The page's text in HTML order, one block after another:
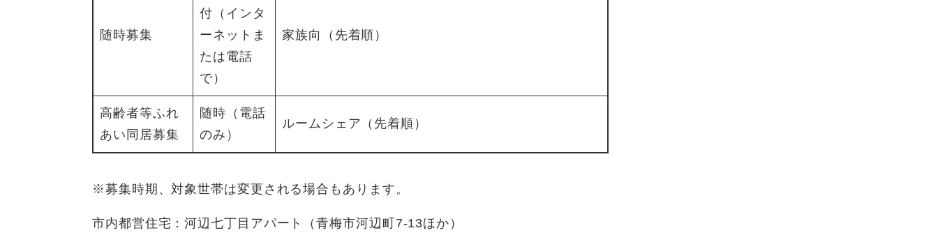
随時募集
付（インタ
ーネットま
たは電話
で）
家族向（先着順）
高齢者等ふれ
あい同居募集
随時（電話
のみ）
ルームシェア（先着順）
※募集時期、対象世帯は変更される場合もあります。
市内都営住宅：河辺七丁目アパート（青梅市河辺町7-13ほか）